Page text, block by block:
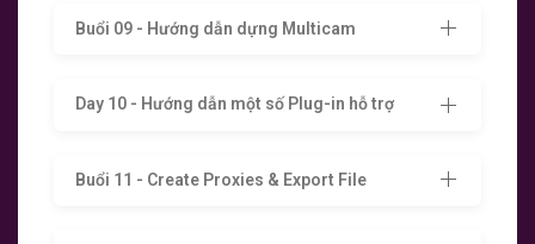
Buổi 09 - Hướng dẫn dựng Multicam
Day 10 - Hướng dẫn một số Plug-in hỗ trợ
Buổi 11 - Create Proxies & Export File